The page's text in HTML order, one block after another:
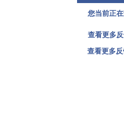
您当前正
查看更多反
查看更多反